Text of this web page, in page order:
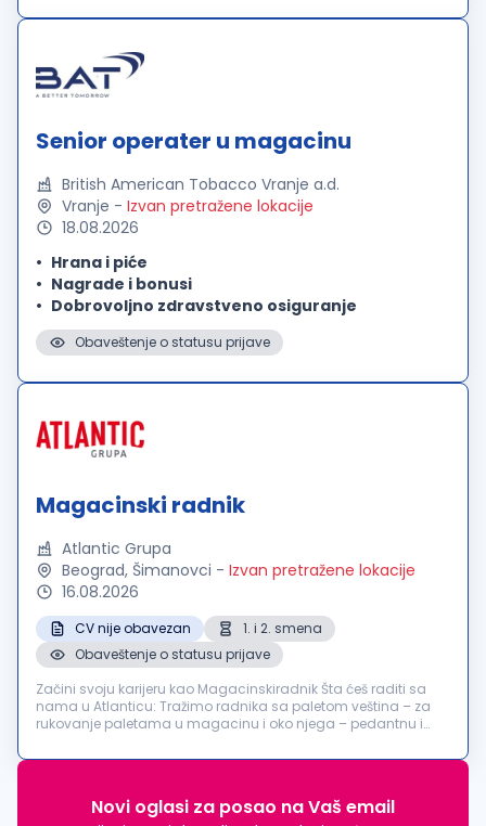
stabilno ...
Senior operater u magacinu
British American Tobacco Vranje a.d.
Vranje - Izvan pretražene lokacije
18.08.2026
Hrana i piće
Nagrade i bonusi
Dobrovoljno zdravstveno osiguranje
Obaveštenje o statusu prijave
Magacinski radnik
Atlantic Grupa
Beograd, Šimanovci - Izvan pretražene lokacije
16.08.2026
CV nije obavezan
1. i 2. smena
Obaveštenje o statusu prijave
Začini svoju karijeru kao Magacinskiradnik Šta ćeš raditi sa
nama u Atlanticu: Tražimo radnika sa paletom veština – za
rukovanje paletama u magacinu i oko njega – pedantnu i
distributivnog centra...
Novi oglasi za posao na Vaš email